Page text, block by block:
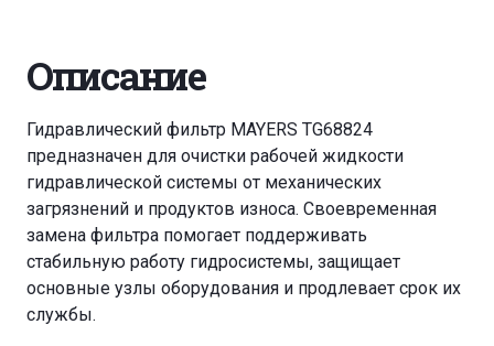
Описание
Гидравлический фильтр MAYERS TG68824
предназначен для очистки рабочей жидкости
гидравлической системы от механических
загрязнений и продуктов износа. Своевременная
замена фильтра помогает поддерживать
стабильную работу гидросистемы, защищает
основные узлы оборудования и продлевает срок их
службы.